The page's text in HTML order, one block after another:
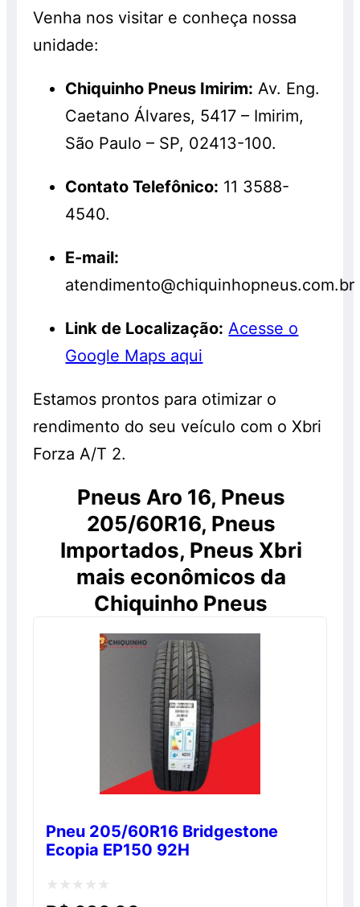
Venha nos visitar e conheça nossa
unidade:
Chiquinho Pneus Imirim: Av. Eng.
Caetano Álvares, 5417 – Imirim,
São Paulo – SP, 02413-100.
Contato Telefônico: 11 3588-
4540.
E-mail:
atendimento@chiquinhopneus.com.br
Link de Localização: Acesse o
Google Maps aqui
Estamos prontos para otimizar o
rendimento do seu veículo com o Xbri
Forza A/T 2.
Pneus Aro 16, Pneus
205/60R16, Pneus
Importados, Pneus Xbri
mais econômicos da
Chiquinho Pneus
Pneu 205/60R16 Bridgestone
Ecopia EP150 92H